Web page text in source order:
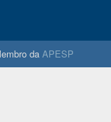
da APESP